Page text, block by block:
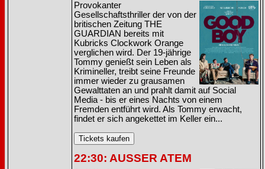
Provokanter
Gesellschaftsthriller der von der
britischen Zeitung THE
GUARDIAN bereits mit
Kubricks Clockwork Orange
verglichen wird. Der 19-jährige
Tommy genießt sein Leben als
Krimineller, treibt seine Freunde
immer wieder zu grausamen
Gewalttaten an und prahlt damit auf Social
Media - bis er eines Nachts von einem
Fremden entführt wird. Als Tommy erwacht,
findet er sich angekettet im Keller ein...
22:30: AUSSER ATEM